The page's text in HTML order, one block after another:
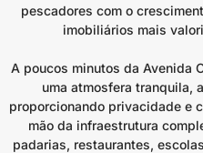
pescadores com o
imobiliários mais
A poucos minutos da Avenida
uma atmosfera tranquila,
proporcionando privacidade e
mão da infraestrutura
padarias, restaurantes,